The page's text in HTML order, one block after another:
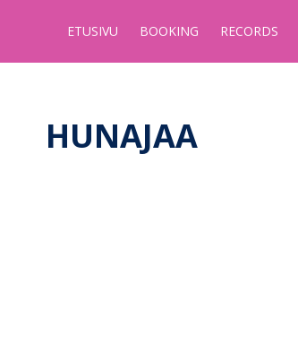
ETUSIVU BOOKING RECORDS
HUNAJAA